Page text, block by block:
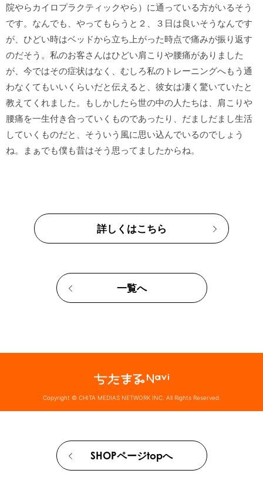
院やらカイロプラクティックやら）に通っている方がいるそう
です。なんでも、やってもらうと２、３日は良いそうなんです
が、ひどい時はベッドから立ち上がった時点で痛みが振り返す
のだそう。私のお客さんはひどい肩こりや腰痛がありました
が、今ではその症状はなく、むしろ私のトレーニングへもう通
わなくてもいいくらいだと伝えると、彼女は凄く驚いていたと
教えてくれました。もしかしたら世の中の人たちは、肩こりや
腰痛を一生付き合っていくものであったり、だましだまし生活
していくものだと、そういう風に思い込んでいるのでしょう
詳しくはこちら
一覧へ
Copyright © CHITA MEDIAS NETWORK INC. All Rights Reserved.
SHOPページtopへ